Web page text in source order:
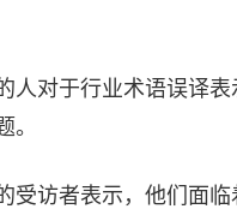
人对于行业术语误译
受访者表示，他们面